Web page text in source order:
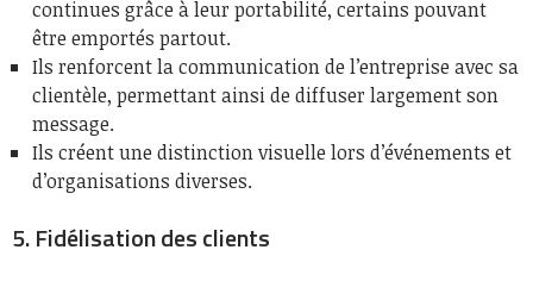
continues grâce à leur portabilité, certains pouvant
être emportés partout.
Ils renforcent la communication de l’entreprise avec sa
clientèle, permettant ainsi de diffuser largement son
message.
Ils créent une distinction visuelle lors d’événements et
d’organisations diverses.
5. Fidélisation des clients